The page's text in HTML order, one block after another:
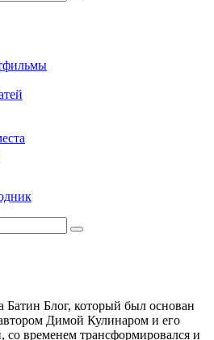
Батин Блог, который был основан
Димой Кулинаром и его
временем трансформировался и